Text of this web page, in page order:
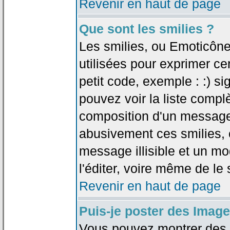
Revenir en haut de page
Que sont les smilies ?
Les smilies, ou
utilisées pour exprimer
petit code, exemple : :)
pouvez voir la liste
composition d'un
abusivement ces
message illisible et un
l'éditer, voire même de le
Revenir en haut de page
Puis-je poster des